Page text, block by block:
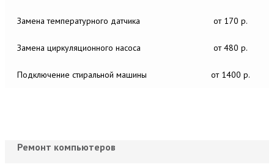
Замена температурного датчика от 170 р.
Замена циркуляционного насоса от 480 р.
Подключение стиральной машины от 1400 р.
Ремонт компьютеров